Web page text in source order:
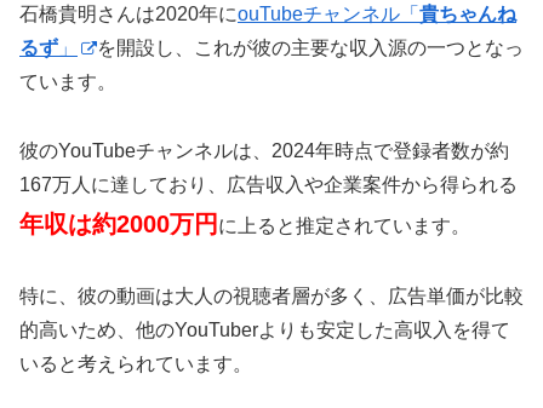
石橋貴明さんは2020年にouTubeチャンネル「 貴ちゃんね
るず 」
を開設し、これが彼の主要な収入源の一つとなっ
ています。
彼のYouTubeチャンネルは、2024年時点で登録者数が約
167万人に達しており、広告収入や企業案件から得られる
年収は約2000万円 に上ると推定されています。
特に、彼の動画は大人の視聴者層が多く、広告単価が比較
的高いため、他のYouTuberよりも安定した高収入を得て
いると考えられています。